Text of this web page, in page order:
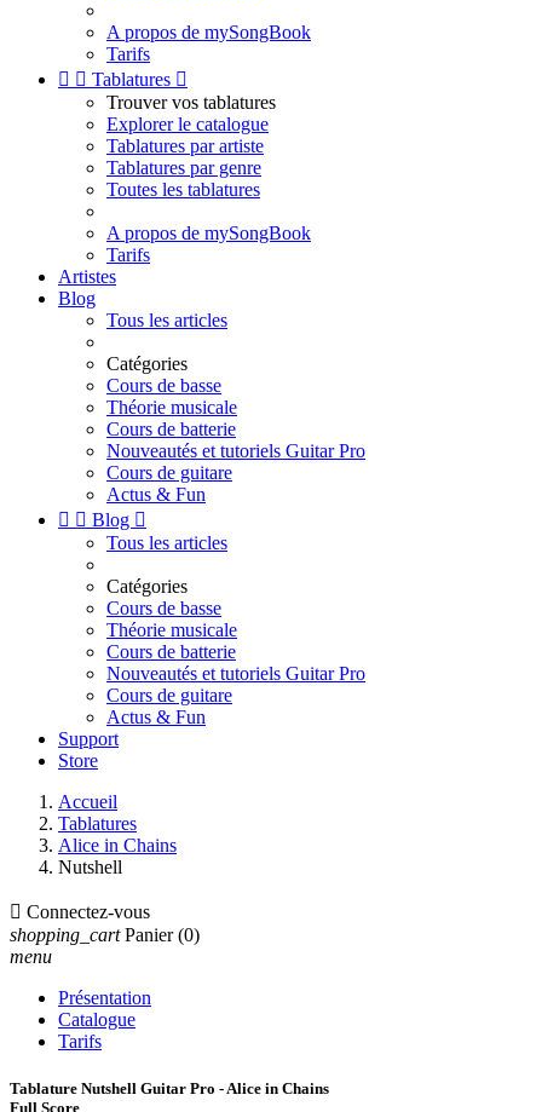
A propos de mySongBook
Tarifs
  Tablatures 
Trouver vos tablatures
Explorer le catalogue
Tablatures par artiste
Tablatures par genre
Toutes les tablatures
A propos de mySongBook
Tarifs
Artistes
Blog
Tous les articles
Catégories
Cours de basse
Théorie musicale
Cours de batterie
Nouveautés et tutoriels Guitar Pro
Cours de guitare
Actus & Fun
  Blog 
Tous les articles
Catégories
Cours de basse
Théorie musicale
Cours de batterie
Nouveautés et tutoriels Guitar Pro
Cours de guitare
Actus & Fun
Support
Store
Accueil
Tablatures
Alice in Chains
Nutshell
 Connectez-vous
shopping_cart Panier (0)
menu
Présentation
Catalogue
Tarifs
Tablature Nutshell Guitar Pro - Alice in Chains
Full Score